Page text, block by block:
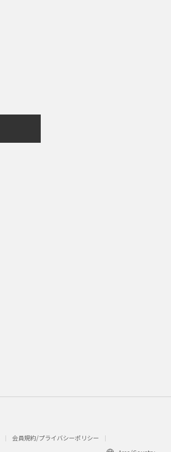
会員規約/プライバシーポリシー​